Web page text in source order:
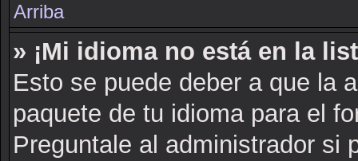
Arriba
» ¡Mi idioma no está en la
Esto se puede deber a que la
paquete de tu idioma para el
Preguntale al administrador si